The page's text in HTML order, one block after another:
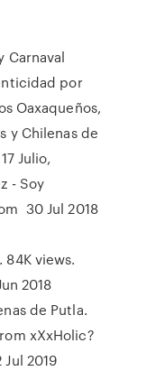
Carnaval
por
Oaxaqueños,
y Chilenas de
Julio,
- Soy
30 Jul 2018
84K views.
2018
de Putla.
xXxHolic?
2019